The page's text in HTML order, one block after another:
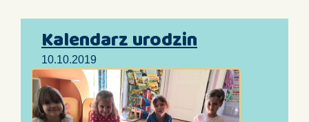
Kalendarz urodzin
10.10.2019